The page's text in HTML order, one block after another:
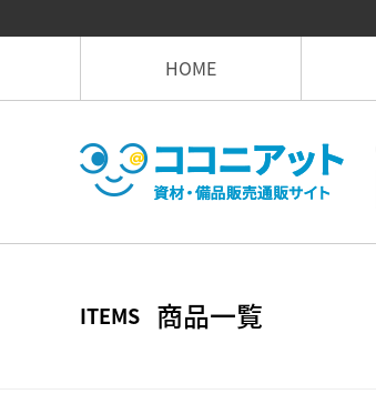
HOME
ITEMS 商品一覧